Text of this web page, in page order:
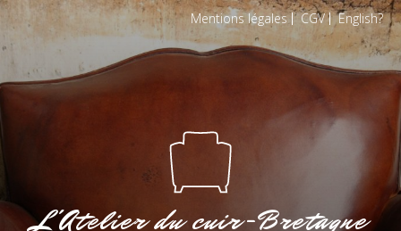
Aller
au
contenu
principal
Mentions légales CGV English
L'Atelier du cuir-Bretagne